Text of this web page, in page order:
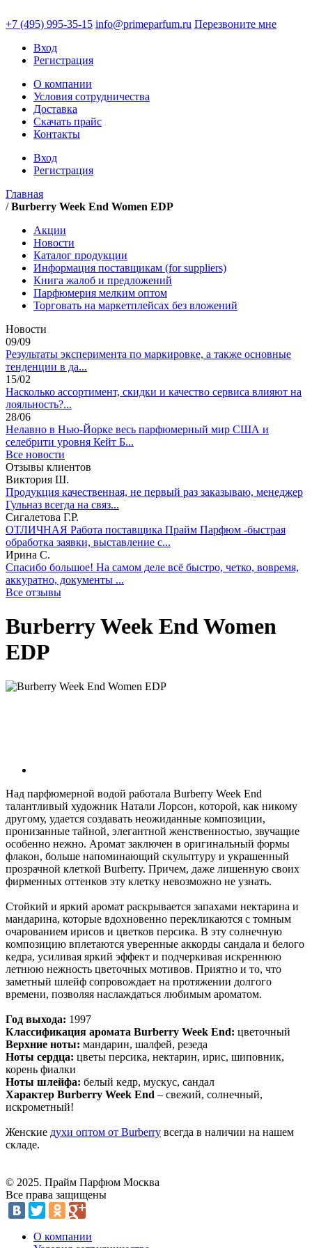
+7 (495) 995-35-15 info@primeparfum.ru Перезвоните мне
Вход
Регистрация
О компании
Условия сотрудничества
Доставка
Скачать прайс
Контакты
Вход
Регистрация
Главная
/Burberry Week End Women EDP
Акции
Новости
Каталог продукции
Информация поставщикам (for suppliers)
Книга жалоб и предложений
Парфюмерия мелким оптом
Торговать на маркетплейсах без вложений
Новости
09/09
Результаты эксперимента по маркировке, а также основные
тенденции в да...
15/02
Насколько ассортимент, скидки и качество сервиса влияют на
лояльность?...
28/06
Нелавно в Нью-Йорке весь парфюмерный мир США и
селебрити уровня Кейт Б...
Все новости
Отзывы клиентов
Виктория Ш.
Продукция качественная, не первый раз заказываю, менеджер
Гульназ всегда на связ...
Сигалетова Г.Р.
ОТЛИЧНАЯ Работа поставщика Прайм Парфюм -быстрая
обработка заявки, выставление с...
Ирина С.
Спасибо большое! На самом деле всё быстро, четко, вовремя,
аккуратно, документы ...
Все отзывы
Burberry Week End Women
EDP
Над парфюмерной водой работала Burberry Week End
талантливый художник Натали Лорсон, которой, как никому
другому, удается создавать неожиданные композиции,
пронизанные тайной, элегантной женственностью, звучащие
особенно нежно. Аромат заключен в оригинальный формы
флакон, больше напоминающий скульптуру и украшенный
прозрачной клеткой Burberry. Причем, даже лишенную своих
фирменных оттенков эту клетку невозможно не узнать.
Стойкий и яркий аромат раскрывается запахами нектарина и
мандарина, которые вдохновенно перекликаются с томным
очарованием ирисов и цветков персика. В эту солнечную
композицию вплетаются уверенные аккорды сандала и белого
кедра, усиливая яркий эффект и подчеркивая искреннюю
летнюю нежность цветочных мотивов. Приятно и то, что
заметный шлейф сопровождает на протяжении долгого
времени, позволяя наслаждаться любимым ароматом.
Год выхода: 1997
Классификация аромата Burberry Week End: цветочный
Верхние ноты: мандарин, шалфей, резеда
Ноты сердца: цветы персика, нектарин, ирис, шиповник,
корень фиалки
Ноты шлейфа: белый кедр, мускус, сандал
Характер Burberry Week End – свежий, солнечный,
искрометный!
Женские духи оптом от Burberry всегда в наличии на нашем
складе.
© 2025. Прайм Парфюм Москва
Все права защищены
О компании